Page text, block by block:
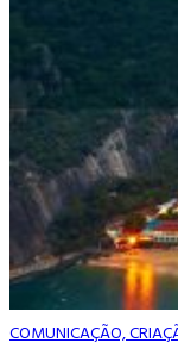
COMUNICAÇÃO,